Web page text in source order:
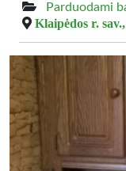
Parduodami
Klaipėdos r. sav.,